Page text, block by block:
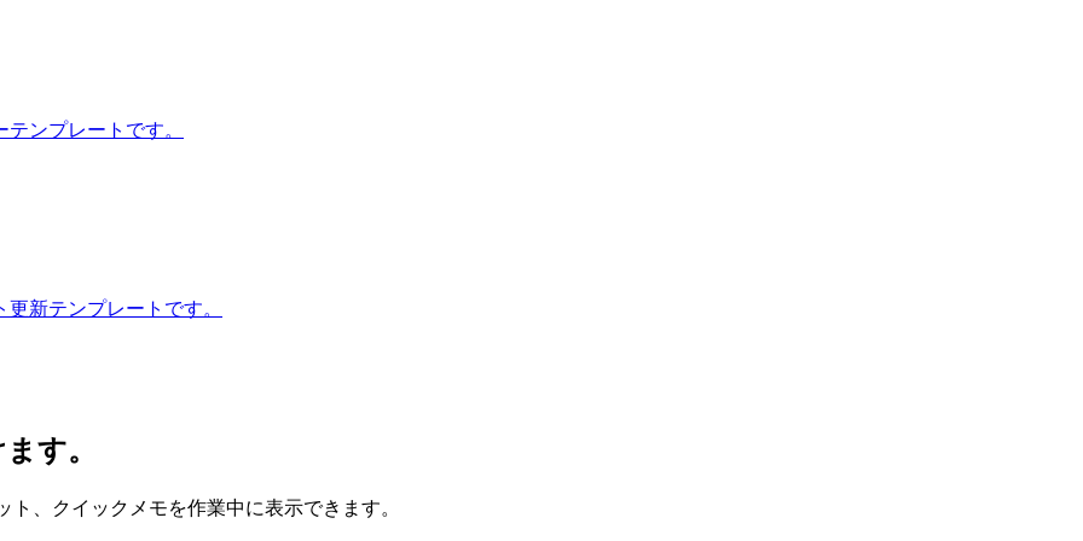
ンプレートです。
新テンプレートです。
す。
、クイックメモを作業中に表示できます。